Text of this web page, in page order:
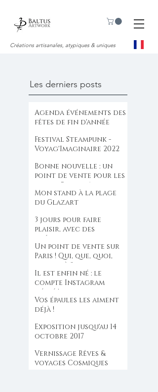
Créations artisanales, atypiques & uniques
Les derniers posts
Agenda événements des
fêtes de fin d'année
Festival Steampunk -
Voyag'Imaginaire 2022
Bonne nouvelle : un
point de vente pour les
bijoux Baltus Artwork .
Mon stand à la plage
du Glazart
3 jours pour faire
plaisir, avec des
créations originales
pour Noël.
Un point de vente sur
Paris ! Qui, que, quoi,
dont, où ?
Il est enfin né : le
compte Instagram
dédié !
Vos épaules les aiment
déjà !
Exposition jusqu'au 14
octobre 2017
Vernissage Rêves &
voyages Cosmiques